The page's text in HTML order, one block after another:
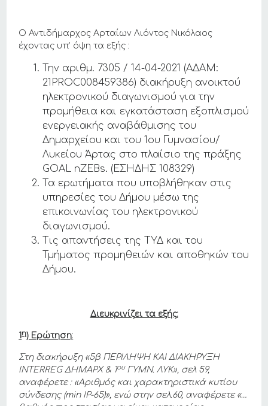
Ο Αντιδήμαρχος Αρταίων Λιόντος Νικόλαος
έχοντας υπ’ όψη τα εξής :
Την αριθμ. 7305 / 14-04-2021 (ΑΔΑΜ:
21PROC008459386) διακήρυξη ανοικτού
ηλεκτρονικού διαγωνισμού για την
προμήθεια και εγκατάσταση εξοπλισμού
ενεργειακής αναβάθμισης του
Δημαρχείου και του 1ου Γυμνασίου/
Λυκείου Άρτας στο πλαίσιο της πράξης
GOAL nZEBs. (ΕΣΗΔΗΣ 108329)
Τα ερωτήματα που υποβλήθηκαν στις
υπηρεσίες του Δήμου μέσω της
επικοινωνίας του ηλεκτρονικού
διαγωνισμού.
Τις απαντήσεις της ΤΥΔ και του
Τμήματος προμηθειών και αποθηκών του
Δήμου.
Διευκρινίζει τα εξής:
1η) Ερώτηση:
Στη διακήρυξη «5β ΠΕΡΙΛΗΨΗ ΚΑΙ ΔΙΑΚΗΡΥΞΗ
INTERREGΔΗΜΑΡΧ & 1ουΓΥΜΝ. ΛΥΚ», σελ 59,
αναφέρετε : «Αριθμός και χαρακτηριστικά κυτίου
σύνδεσης (min IP-65)», ενώ στην σελ.60, αναφέρετε «…